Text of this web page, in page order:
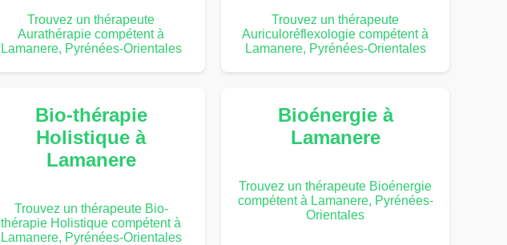
Trouvez un thérapeute
Aurathérapie compétent à
Lamanere, Pyrénées-Orientales
Trouvez un thérapeute
Auriculoréflexologie compétent à
Lamanere, Pyrénées-Orientales
Bio-thérapie
Holistique à
Lamanere
Trouvez un thérapeute Bio-
thérapie Holistique compétent à
Lamanere, Pyrénées-Orientales
Bioénergie à
Lamanere
Trouvez un thérapeute Bioénergie
compétent à Lamanere, Pyrénées-
Orientales